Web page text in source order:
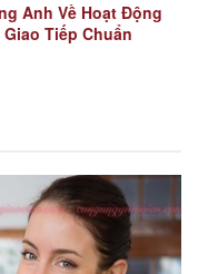
Anh Về Hoạt Động
Giao Tiếp Chuẩn